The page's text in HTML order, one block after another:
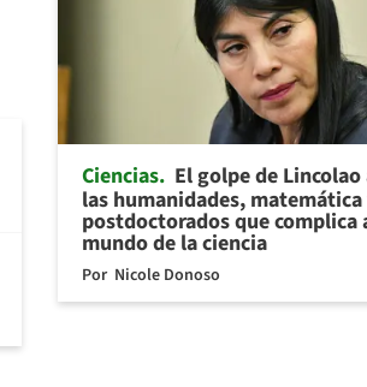
Ciencias El golpe de Lincolao
las humanidades, matemática
postdoctorados que complica
mundo de la ciencia
Por Nicole Donoso